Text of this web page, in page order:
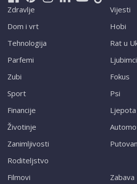
Zdravlje
Dom i vrt
Tehnologija
Parfemi
Zubi
Sport
Financije
Životinje
Zanimljivosti
Roditeljstvo
Vijesti
Hobi
Rat u
Ljubimci
Fokus
Psi
Ljepota
Filmovi Zabava